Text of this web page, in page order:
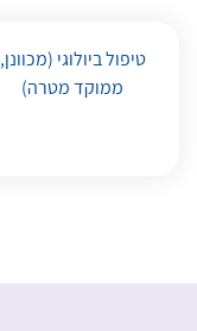
טיפול ביולוגי (מכוונן,
ממוקד מטרה)